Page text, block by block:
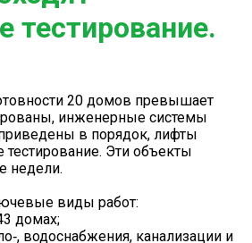
тестирование.
20 домов превышает
инженерные системы
в порядок, лифты
тестирование. Эти объекты
недели.
виды работ:
домах;
водоснабжения, канализации и